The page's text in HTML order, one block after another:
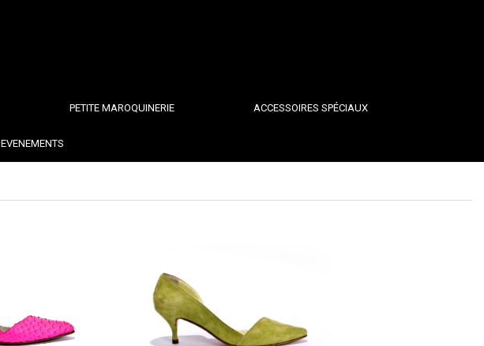
PETITE MAROQUINERIE ACCESSOIRES SPÉCIAUX
EVENEMENTS